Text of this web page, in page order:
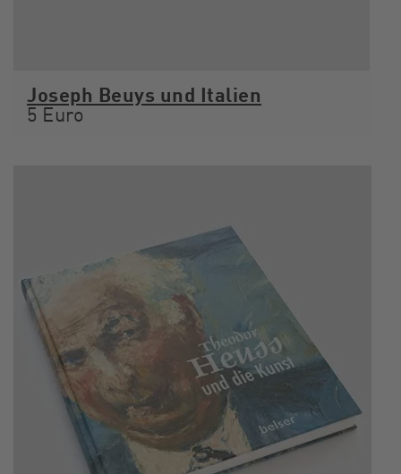
Joseph Beuys und Italien
5 Euro